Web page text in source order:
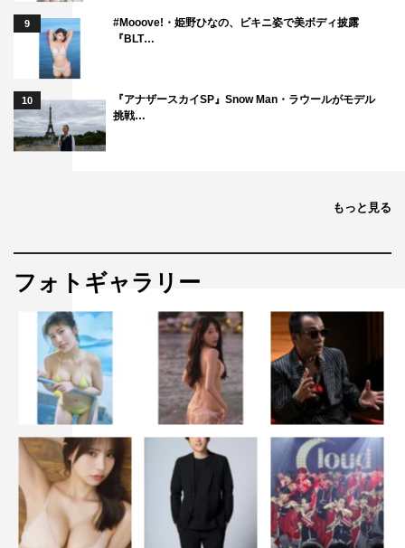
9
#Mooove!・姫野ひなの、ビキニ姿で美ボディ披露
『BLT…
10
『アナザースカイSP』Snow Man・ラウールがモデル
挑戦…
もっと見る
フォトギャラリー